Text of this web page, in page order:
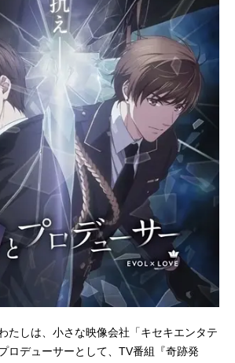
たしは、小さな映像会社「キセキエンタテ
ロデューサーとして、TV番組『奇跡発